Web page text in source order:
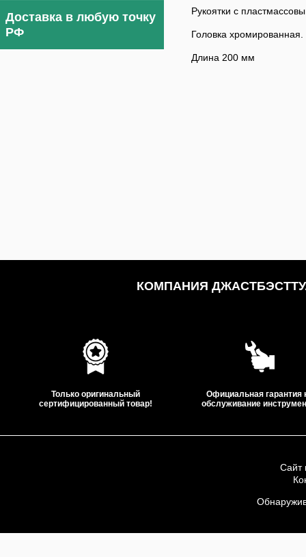
Доставка в любую точку
РФ
Рукоятки с
Головка хромированная.
Длина 200 мм
КОМПАНИЯ
Только оригинальный
сертифицированный товар!
Официальная гарантия
обслуживание
Сайт